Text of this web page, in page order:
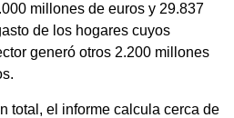
millones de euros y 29.837
de los hogares cuyos
generó otros 2.200 millones
total, el informe calcula cerca de